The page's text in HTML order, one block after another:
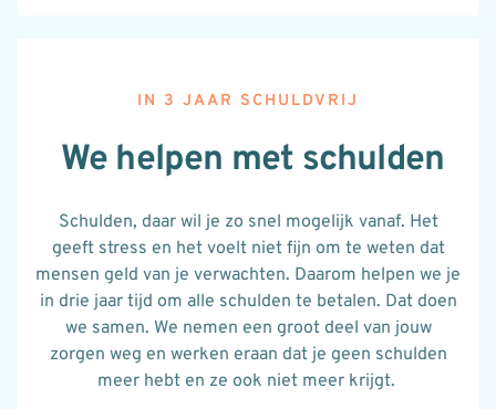
IN 3 JAAR SCHULDVRIJ
We helpen met schulden
Schulden, daarwil je zo snel mogelijk vanaf. Het
geeft stress en het voelt niet fijn om te weten dat
mensen geld van je verwachten. Daarom helpen we je
in drie jaar tijd om alle schulden te betalen. Dat doen
we samen. We nemen een groot deel van jouw
zorgen weg en werken eraan dat je geen schulden
meer hebt en ze ook niet meer krijgt.